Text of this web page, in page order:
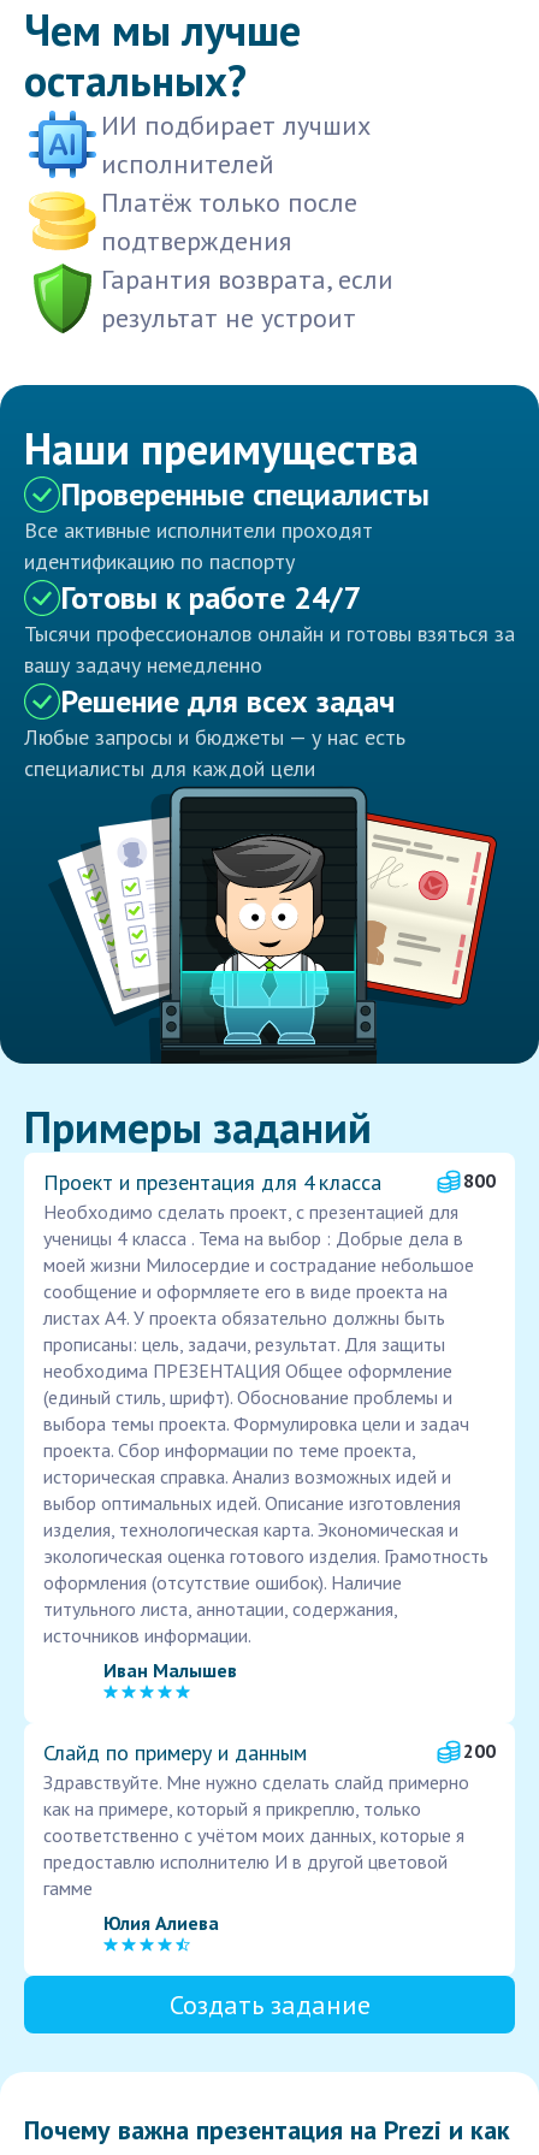
Чем мы лучше
остальных?
ИИ подбирает лучших
исполнителей
Платёж только после
подтверждения
Гарантия возврата, если
результат не устроит
Наши преимущества
Проверенные специалисты
Все активные исполнители проходят
идентификацию по паспорту
Готовы к работе 24/7
Тысячи профессионалов онлайн и готовы взяться за
вашу задачу немедленно
Решение для всех задач
Любые запросы и бюджеты — у нас есть
специалисты для каждой цели
Примеры заданий
Проект и презентация для 4 класса
800
Необходимо сделать проект, с презентацией для
ученицы 4 класса . Тема на выбор : Добрые дела в
моей жизни Милосердие и сострадание небольшое
сообщение и оформляете его в виде проекта на
листах А4. У проекта обязательно должны быть
прописаны: цель, задачи, результат. Для защиты
необходима ПРЕЗЕНТАЦИЯ Общее оформление
(единый стиль, шрифт). Обоснование проблемы и
выбора темы проекта. Формулировка цели и задач
проекта. Сбор информации по теме проекта,
историческая справка. Анализ возможных идей и
выбор оптимальных идей. Описание изготовления
изделия, технологическая карта. Экономическая и
экологическая оценка готового изделия. Грамотность
оформления (отсутствие ошибок). Наличие
титульного листа, аннотации, содержания,
источников информации.
Иван Малышев
Слайд по примеру и данным
200
Здравствуйте. Мне нужно сделать слайд примерно
как на примере, который я прикреплю, только
соответственно с учётом моих данных, которые я
предоставлю исполнителю И в другой цветовой
гамме
Юлия Алиева
Создать задание
Почему важна презентация на Prezi и как